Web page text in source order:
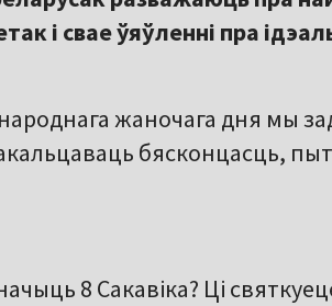
і свае ўяўленні пра
жаночага дня мы
бясконцасць,
8 Сакавіка? Ці